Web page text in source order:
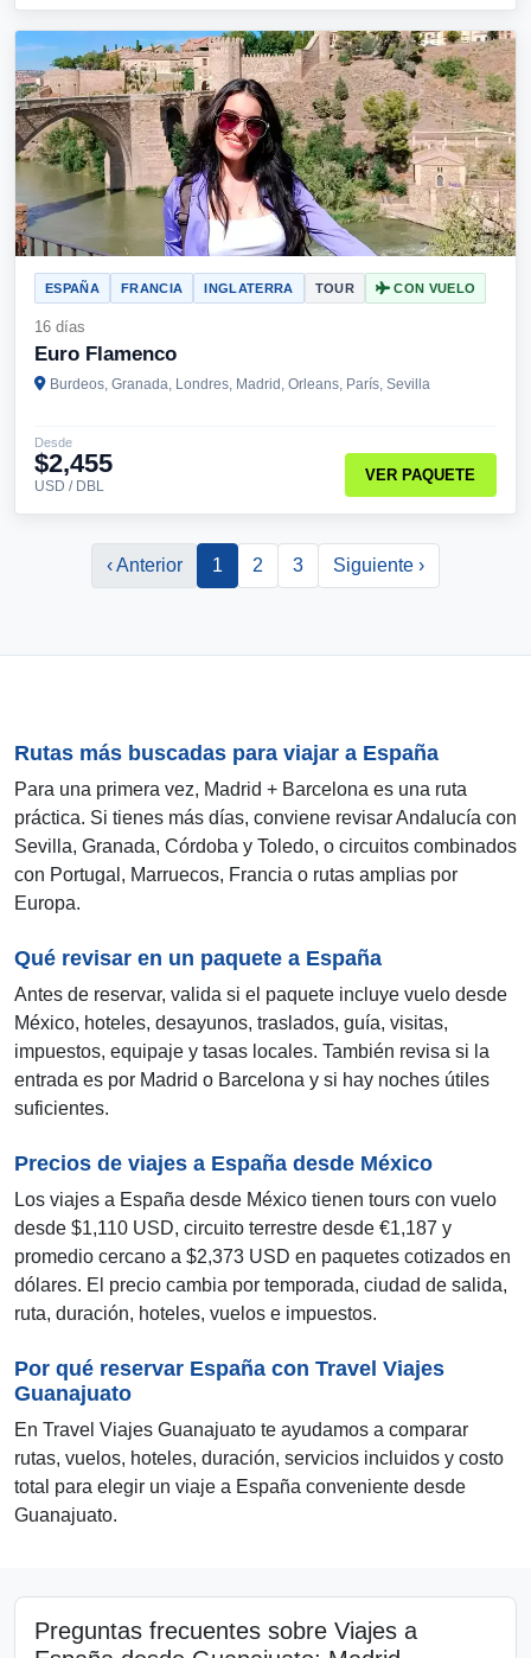
ESPAÑA FRANCIA INGLATERRA TOUR CON VUELO
16 días
Euro Flamenco
Burdeos, Granada, Londres, Madrid, Orleans, París, Sevilla
Desde
$2,455
USD / DBL
VER PAQUETE
‹ Anterior 1 2 3 Siguiente ›
Rutas más buscadas para viajar a España
Para una primera vez, Madrid + Barcelona es una ruta
práctica. Si tienes más días, conviene revisar Andalucía con
Sevilla, Granada, Córdoba y Toledo, o circuitos combinados
con Portugal, Marruecos, Francia o rutas amplias por
Europa.
Qué revisar en un paquete a España
Antes de reservar, valida si el paquete incluye vuelo desde
México, hoteles, desayunos, traslados, guía, visitas,
impuestos, equipaje y tasas locales. También revisa si la
entrada es por Madrid o Barcelona y si hay noches útiles
suficientes.
Precios de viajes a España desde México
Los viajes a España desde México tienen tours con vuelo
desde $1,110 USD, circuito terrestre desde €1,187 y
promedio cercano a $2,373 USD en paquetes cotizados en
dólares. El precio cambia por temporada, ciudad de salida,
ruta, duración, hoteles, vuelos e impuestos.
Por qué reservar España con Travel Viajes
Guanajuato
En Travel Viajes Guanajuato te ayudamos a comparar
rutas, vuelos, hoteles, duración, servicios incluidos y costo
total para elegir un viaje a España conveniente desde
Guanajuato.
Preguntas frecuentes sobre Viajes a